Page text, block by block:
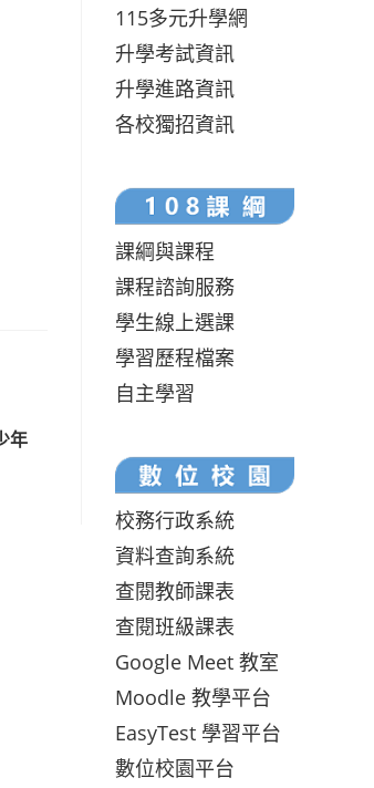
年
115多元升學網
升學考試資訊
升學進路資訊
各校獨招資訊
課綱與課程
課程諮詢服務
學生線上選課
學習歷程檔案
自主學習
校務行政系統
資料查詢系統
查閱教師課表
查閱班級課表
Google Meet 教室
Moodle 教學平台
EasyTest 學習平台
數位校園平台